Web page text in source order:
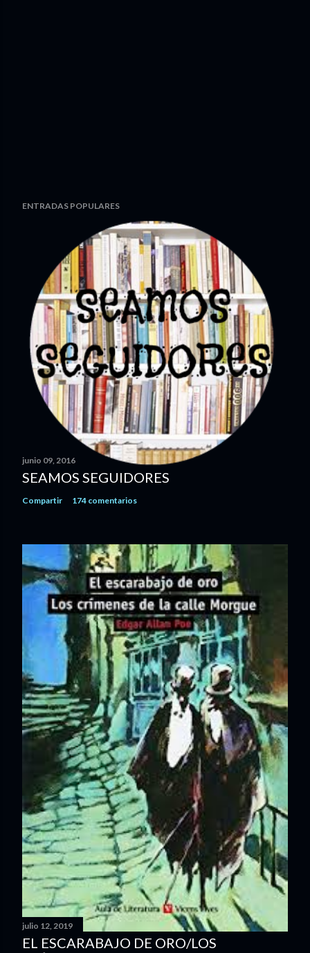
ENTRADAS POPULARES
junio 09, 2016
SEAMOS SEGUIDORES
Compartir 174 comentarios
julio 12, 2019
EL ESCARABAJO DE ORO/LOS